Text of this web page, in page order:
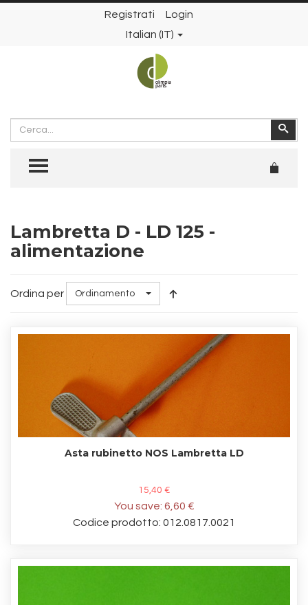
Registrati
Login
Italian (IT)
Cerca
TOGGLE MENU
Lambretta D - LD 125 -
alimentazione
Ordina per Ordinamento
Asta rubinetto NOS Lambretta LD
15,40 €
You save: 6,60 €
Codice prodotto: 012.0817.0021